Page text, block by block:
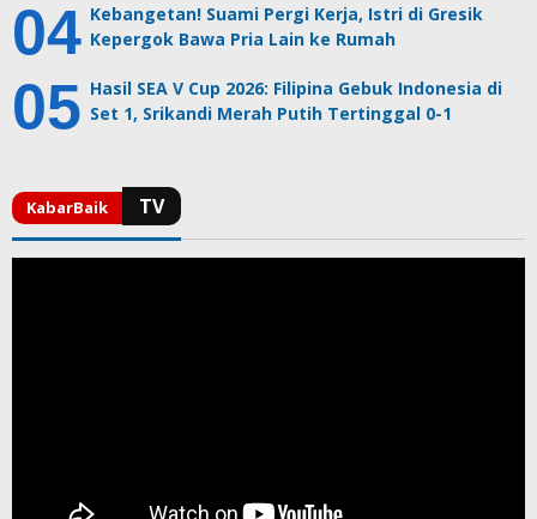
Kebangetan! Suami Pergi Kerja, Istri di Gresik
Kepergok Bawa Pria Lain ke Rumah
Hasil SEA V Cup 2026: Filipina Gebuk Indonesia di
Set 1, Srikandi Merah Putih Tertinggal 0-1